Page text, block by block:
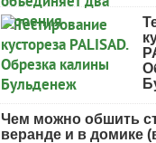
Чем можно обшить
веранде и в домике